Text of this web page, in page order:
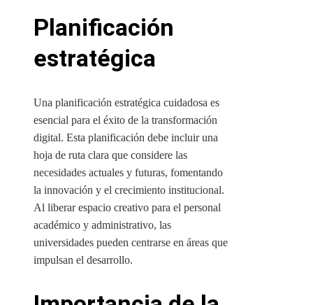
Planificación
estratégica
Una planificación estratégica cuidadosa es
esencial para el éxito de la transformación
digital. Esta planificación debe incluir una
hoja de ruta clara que considere las
necesidades actuales y futuras, fomentando
la innovación y el crecimiento institucional.
Al liberar espacio creativo para el personal
académico y administrativo, las
universidades pueden centrarse en áreas que
impulsan el desarrollo.